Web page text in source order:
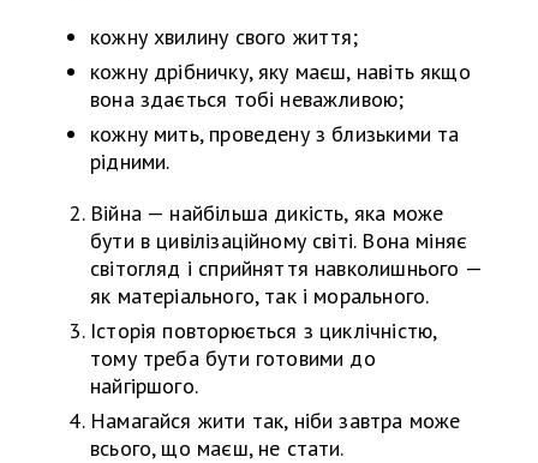
кожну хвилину свого життя;
кожну дрібничку, яку маєш, навіть якщо
вона здається тобі неважливою;
кожну мить, проведену з близькими та
рідними.
Війна — найбільша дикість, яка може
бути в цивілізаційному світі. Вона міняє
світогляд і сприйняття навколишнього —
як матеріального, так і морального.
Історія повторюється з циклічністю,
тому треба бути готовими до
найгіршого.
Намагайся жити так, ніби завтра може
всього, що маєш, не стати.